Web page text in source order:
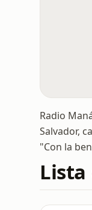
Radio
Salvador,
"Con la
Lista